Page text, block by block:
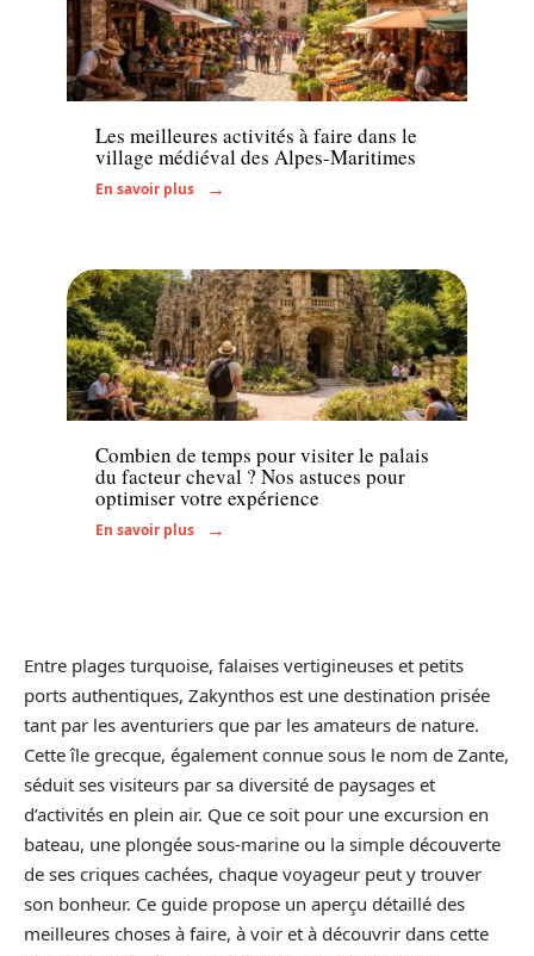
Activités
Les meilleures activités à faire dans le
village médiéval des Alpes-Maritimes
En savoir plus
Actu
Combien de temps pour visiter le palais
du facteur cheval ? Nos astuces pour
optimiser votre expérience
En savoir plus
Entre plages turquoise, falaises vertigineuses et petits
ports authentiques, Zakynthos est une destination prisée
tant par les aventuriers que par les amateurs de nature.
Cette île grecque, également connue sous le nom de Zante,
séduit ses visiteurs par sa diversité de paysages et
d’activités en plein air. Que ce soit pour une excursion en
bateau, une plongée sous-marine ou la simple découverte
de ses criques cachées, chaque voyageur peut y trouver
son bonheur. Ce guide propose un aperçu détaillé des
meilleures choses à faire, à voir et à découvrir dans cette